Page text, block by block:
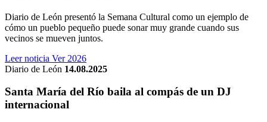
Diario de León presentó la Semana Cultural como un ejemplo de
cómo un pueblo pequeño puede sonar muy grande cuando sus
vecinos se mueven juntos.
Leer noticia Ver 2026
Diario de León 14.08.2025
Santa María del Río baila al compás de un DJ
internacional